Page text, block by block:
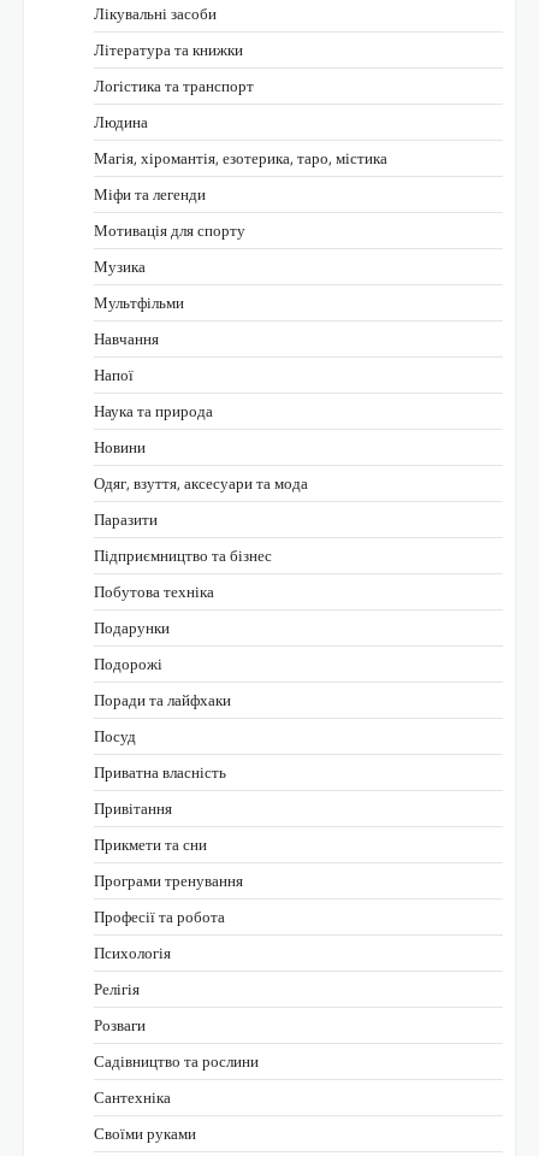
Лікувальні засоби
Література та книжки
Логістика та транспорт
Людина
Магія, хіромантія, езотерика, таро, містика
Міфи та легенди
Мотивація для спорту
Музика
Мультфільми
Навчання
Напої
Наука та природа
Новини
Одяг, взуття, аксесуари та мода
Паразити
Підприємництво та бізнес
Побутова техніка
Подарунки
Подорожі
Поради та лайфхаки
Посуд
Приватна власність
Привітання
Прикмети та сни
Програми тренування
Професії та робота
Психологія
Релігія
Розваги
Садівництво та рослини
Сантехніка
Своїми руками